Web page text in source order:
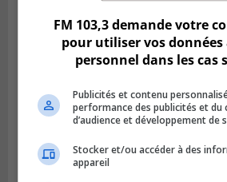
VIEUX-LONGUEUIL
Publié le 28 juillet 2026 à 07h44
La Tablée des chefs
financier pour poursuivre
FM 103,3 demande votre
pour utiliser vos données
personnel dans les cas
Publicités et contenu
performance des publicités et du
d’audience et développement de
Stocker et/ou accéder à des
appareil